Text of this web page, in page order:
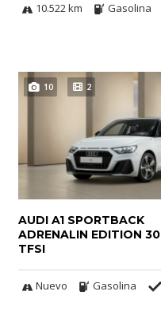
10.522 km Gasolina
10 2
AUDI A1 SPORTBACK
ADRENALIN EDITION 30
TFSI
Nuevo Gasolina